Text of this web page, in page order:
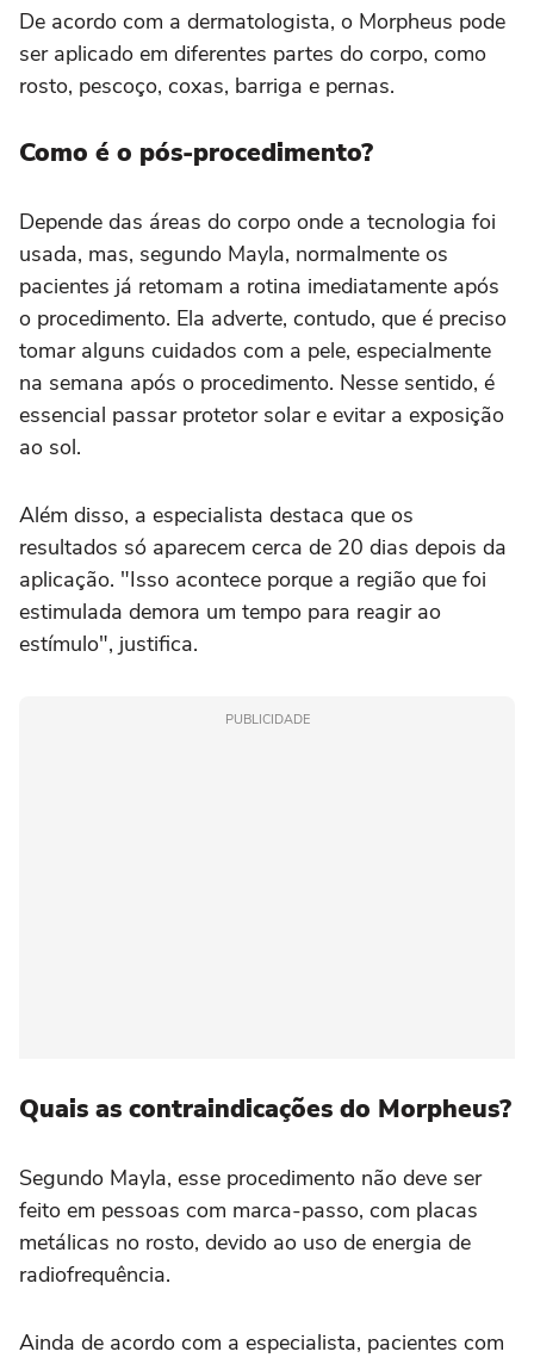
De acordo com a dermatologista, o Morpheus pode
ser aplicado em diferentes partes do corpo, como
rosto, pescoço, coxas, barriga e pernas.
Como é o pós-procedimento?
Depende das áreas do corpo onde a tecnologia foi
usada, mas, segundo Mayla, normalmente os
pacientes já retomam a rotina imediatamente após
o procedimento. Ela adverte, contudo, que é preciso
tomar alguns cuidados com a pele, especialmente
na semana após o procedimento. Nesse sentido, é
essencial passar protetor solar e evitar a exposição
ao sol.
Além disso, a especialista destaca que os
resultados só aparecem cerca de 20 dias depois da
aplicação. "Isso acontece porque a região que foi
estimulada demora um tempo para reagir ao
estímulo", justifica.
PUBLICIDADE
Quais as contraindicações do Morpheus?
Segundo Mayla, esse procedimento não deve ser
feito em pessoas com marca-passo, com placas
metálicas no rosto, devido ao uso de energia de
radiofrequência.
Ainda de acordo com a especialista, pacientes com